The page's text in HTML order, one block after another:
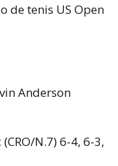
de tenis US Open
Anderson
N.7) 6-4, 6-3,